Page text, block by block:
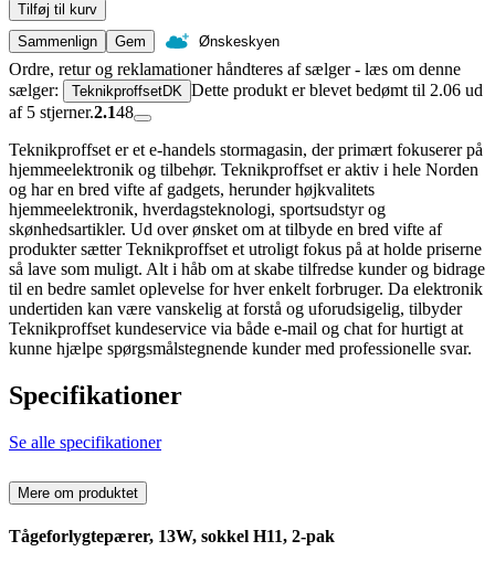
Tilføj til kurv
Sammenlign
Gem Ønskeskyen
Ordre, retur og reklamationer håndteres af sælger - læs om denne
sælger:
TeknikproffsetDK Dette produkt er blevet bedømt til 2.06 ud
af 5 stjerner.2.148
Teknikproffset er et e-handels stormagasin, der primært fokuserer på
hjemmeelektronik og tilbehør. Teknikproffset er aktiv i hele Norden
og har en bred vifte af gadgets, herunder højkvalitets
hjemmeelektronik, hverdagsteknologi, sportsudstyr og
skønhedsartikler. Ud over ønsket om at tilbyde en bred vifte af
produkter sætter Teknikproffset et utroligt fokus på at holde priserne
så lave som muligt. Alt i håb om at skabe tilfredse kunder og bidrage
til en bedre samlet oplevelse for hver enkelt forbruger. Da elektronik
undertiden kan være vanskelig at forstå og uforudsigelig, tilbyder
Teknikproffset kundeservice via både e-mail og chat for hurtigt at
kunne hjælpe spørgsmålstegnende kunder med professionelle svar.
Specifikationer
Se alle specifikationer
Mere om produktet
Tågeforlygtepærer, 13W, sokkel H11, 2-pak